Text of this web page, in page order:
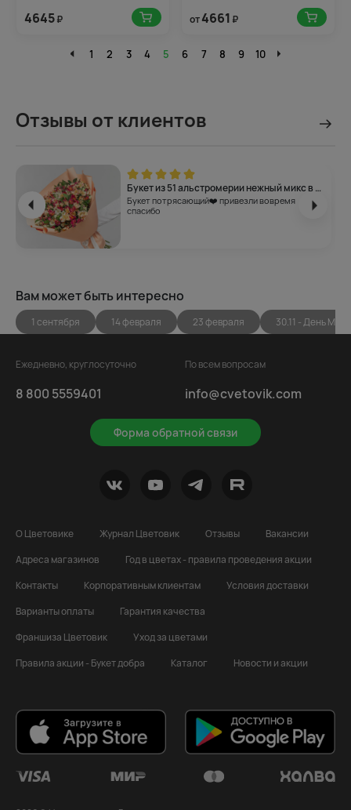
4645₽ от4661 ₽
1 2 3 4 5 6 7 8 9 10
Отзывы от клиентов
Букет из 51 альстромерии нежный микс в упаковке
Букет потрясающий❤️ привезли вовремя
спасибо
Вам может быть интересно
1 сентября 14 февраля 23 февраля 30.11 - День
Ежедневно, круглосуточно
8 800 5559401
Форма обратной связи
По всем вопросам
info@cvetovik.com
О Цветовике Журнал Цветовик Отзывы
Вакансии
Адреса магазинов
Год в цветах - правила проведения акции
Контакты
Корпоративным клиентам
Условия доставки
Варианты оплаты
Гарантия качества
Франшиза Цветовик
Уход за цветами
Правила акции - Букет добра
Каталог Новости и акции